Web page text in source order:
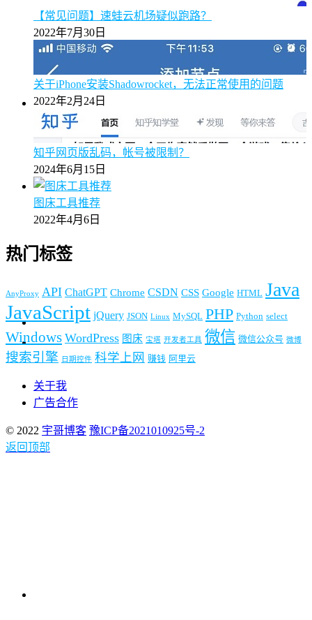
【常见问题】速蛙云机场疑似跑路？
2022年7月30日
关于iPhone安装Shadowrocket，无法正常使用的问题
2022年2月24日
知乎网页版乱码，帐号被限制？
2024年6月15日
图床工具推荐
2022年4月6日
热门标签
AnyProxy API ChatGPT Chrome CSDN CSS Google HTML Java
JavaScript jQuery JSON Linux MySQL PHP Python select
Windows WordPress 图床 宝塔 开发者工具 微信 微信公众号 微博
搜索引擎 日期控件 科学上网 赚钱 阿里云
关于我
广告合作
© 2022 宇哥博客 豫ICP备2021010925号-2
返回顶部